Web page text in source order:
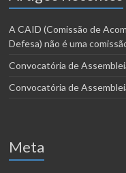
A CAID (Comissão de
Defesa) não é uma
Convocatória de
Convocatória de
Meta